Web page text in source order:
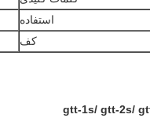
استفاده
کف
gtt-1s/ gtt-2s/